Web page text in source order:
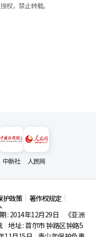
权，禁止转载。
中新社 人民网
护政策 著作权规定
: 2014年12月29日
《亚洲
地址 : 首尔市钟路区钟路5